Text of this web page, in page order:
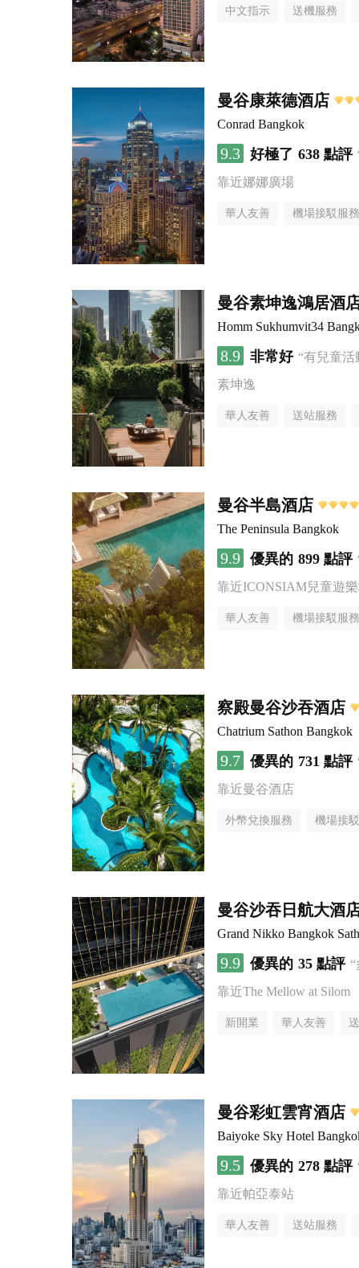
中文指示 送機服務
曼谷康萊德酒店
Conrad Bangkok
9.3 好極了 638 點評
靠近娜娜廣場
華人友善 機場接駁服務
曼谷素坤逸鴻居酒
Homm Sukhumvit34
8.9 非常好 “有兒童
素坤逸
華人友善 送站服務
曼谷半島酒店
The Peninsula Bangkok
9.9 優異的 899 點評
靠近ICONSIAM兒童遊
華人友善 機場接駁服務
察殿曼谷沙吞酒店
Chatrium Sathon Bangkok
9.7 優異的 731 點評
靠近曼谷酒店
外幣兌換服務 機場接
曼谷沙吞日航大酒
Grand Nikko Bangkok
9.9 優異的 35 點評
靠近The Mellow at Silom
新開業 華人友善
曼谷彩虹雲宵酒店
Baiyoke Sky Hotel
9.5 優異的 278 點評
靠近帕亞泰站
華人友善 送站服務